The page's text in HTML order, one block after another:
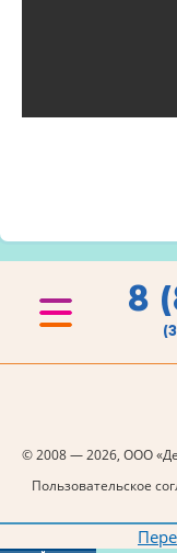
8
© 2008 — 2026, ООО
Пользовательское